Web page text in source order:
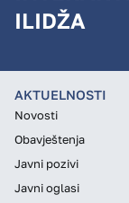
ILIDŽA
AKTUELNOSTI
Novosti
Obavještenja
Javni pozivi
Javni oglasi